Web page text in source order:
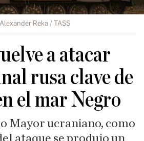
Alexander Reka / TASS
a atacar
rusa clave de
el mar Negro
Mayor ucraniano, como
ataque se produjo un